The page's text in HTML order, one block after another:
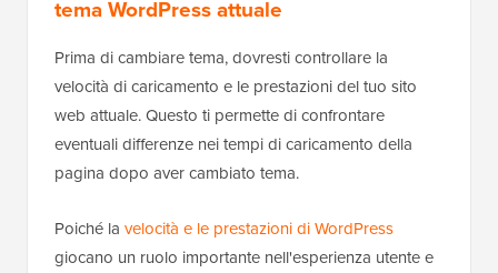
tema WordPress attuale
Prima di cambiare tema, dovresti controllare la
velocità di caricamento e le prestazioni del tuo sito
web attuale. Questo ti permette di confrontare
eventuali differenze nei tempi di caricamento della
pagina dopo aver cambiato tema.
Poiché la velocità e le prestazioni di WordPress
giocano un ruolo importante nell'esperienza utente e